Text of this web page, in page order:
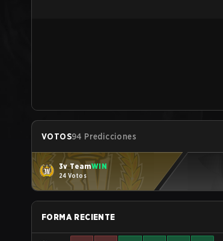
VOTOS94 Predicciones
3v TeamWIN
24 Votos
FORMA RECIENTE